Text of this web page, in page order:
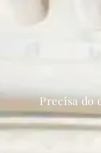
Precisa do